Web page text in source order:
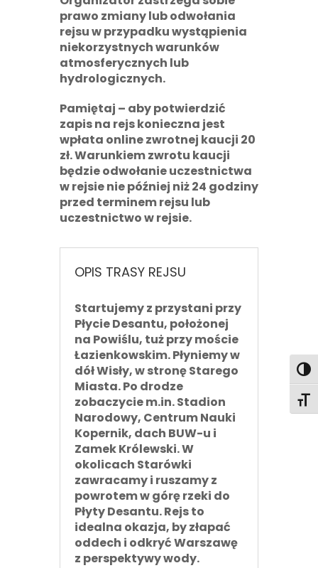
prawo zmiany lub odwołania
rejsu w przypadku wystąpienia
niekorzystnych warunków
atmosferycznych lub
hydrologicznych.
Pamiętaj – aby potwierdzić
zapis na rejs konieczna jest
wpłata online zwrotnej kaucji 20
zł. Warunkiem zwrotu kaucji
będzie odwołanie uczestnictwa
w rejsie nie później niż 24 godziny
przed terminem rejsu lub
uczestnictwo w rejsie.
OPIS TRASY REJSU
Startujemy z przystani przy
Płycie Desantu, położonej
na Powiślu, tuż przy moście
Łazienkowskim. Płyniemyw
dół Wisły, w stronę Starego
Miasta. Po drodze
zobaczycie m.in. Stadion
Narodowy, Centrum Nauki
Kopernik, dach BUW-u i
Zamek Królewski. W
okolicach Starówki
zawracamy i ruszamy z
powrotemw górę rzeki do
Płyty Desantu. Rejs to
idealna okazja, by złapać
oddech i odkryć Warszawę
z perspektywy wody.